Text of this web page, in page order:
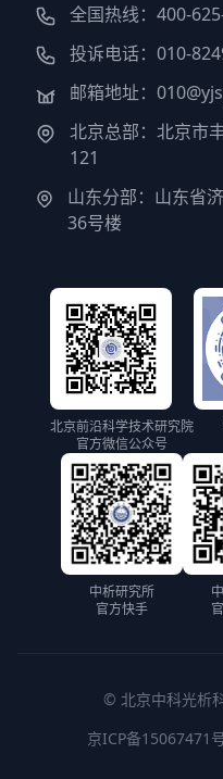
全国热线：400-
投诉电话：010-
邮箱地址：
北京总部：北京市
121
山东分部：山东省
36号楼
北京前沿科学技术研究院
官方微信公众号
中析研究所
官方快手
© 北京中科光析
京ICP备15067471